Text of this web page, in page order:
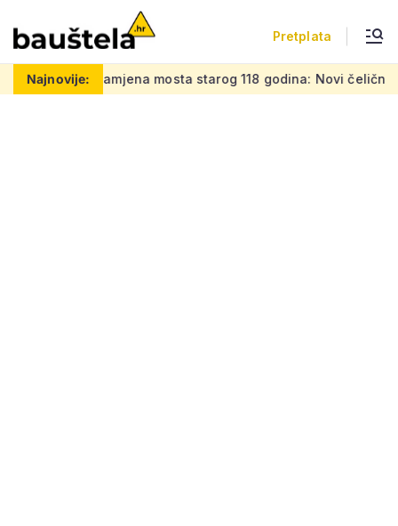
Pretplata
Najnovije:
mosta starog 118 godina: Novi čelični poluluk lebdi